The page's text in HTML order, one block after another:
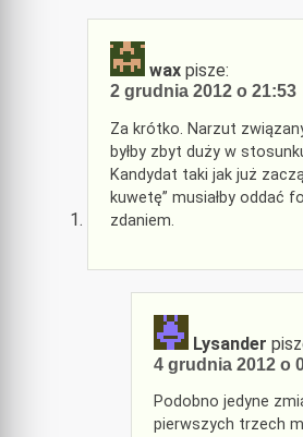
wax pisze:
2 grudnia 2012 o 21:53
Za krótko. Narzut
byłby zbyt duży w
Kandydat taki jak już
kuwetę” musiałby oddać
zdaniem.
Lysander
4 grudnia 2012 o
Podobno jedyne
pierwszych trzech